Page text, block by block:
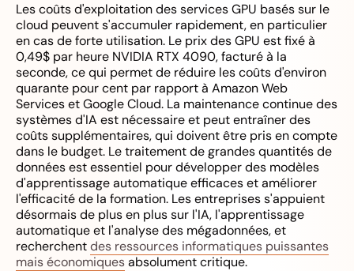
Les coûts d'exploitation des services GPU basés sur le
cloud peuvent s'accumuler rapidement, en particulier
en cas de forte utilisation. Le prix des GPU est fixé à
0,49$ par heure NVIDIA RTX 4090, facturé à la
seconde, ce qui permet de réduire les coûts d'environ
quarante pour cent par rapport à Amazon Web
Services et Google Cloud. La maintenance continue des
systèmes d'IA est nécessaire et peut entraîner des
coûts supplémentaires, qui doivent être pris en compte
dans le budget. Le traitement de grandes quantités de
données est essentiel pour développer des modèles
d'apprentissage automatique efficaces et améliorer
l'efficacité de la formation. Les entreprises s'appuient
désormais de plus en plus sur l'IA, l'apprentissage
automatique et l'analyse des mégadonnées, et
recherchentdes ressources informatiques puissantes
mais économiquesabsolument critique.